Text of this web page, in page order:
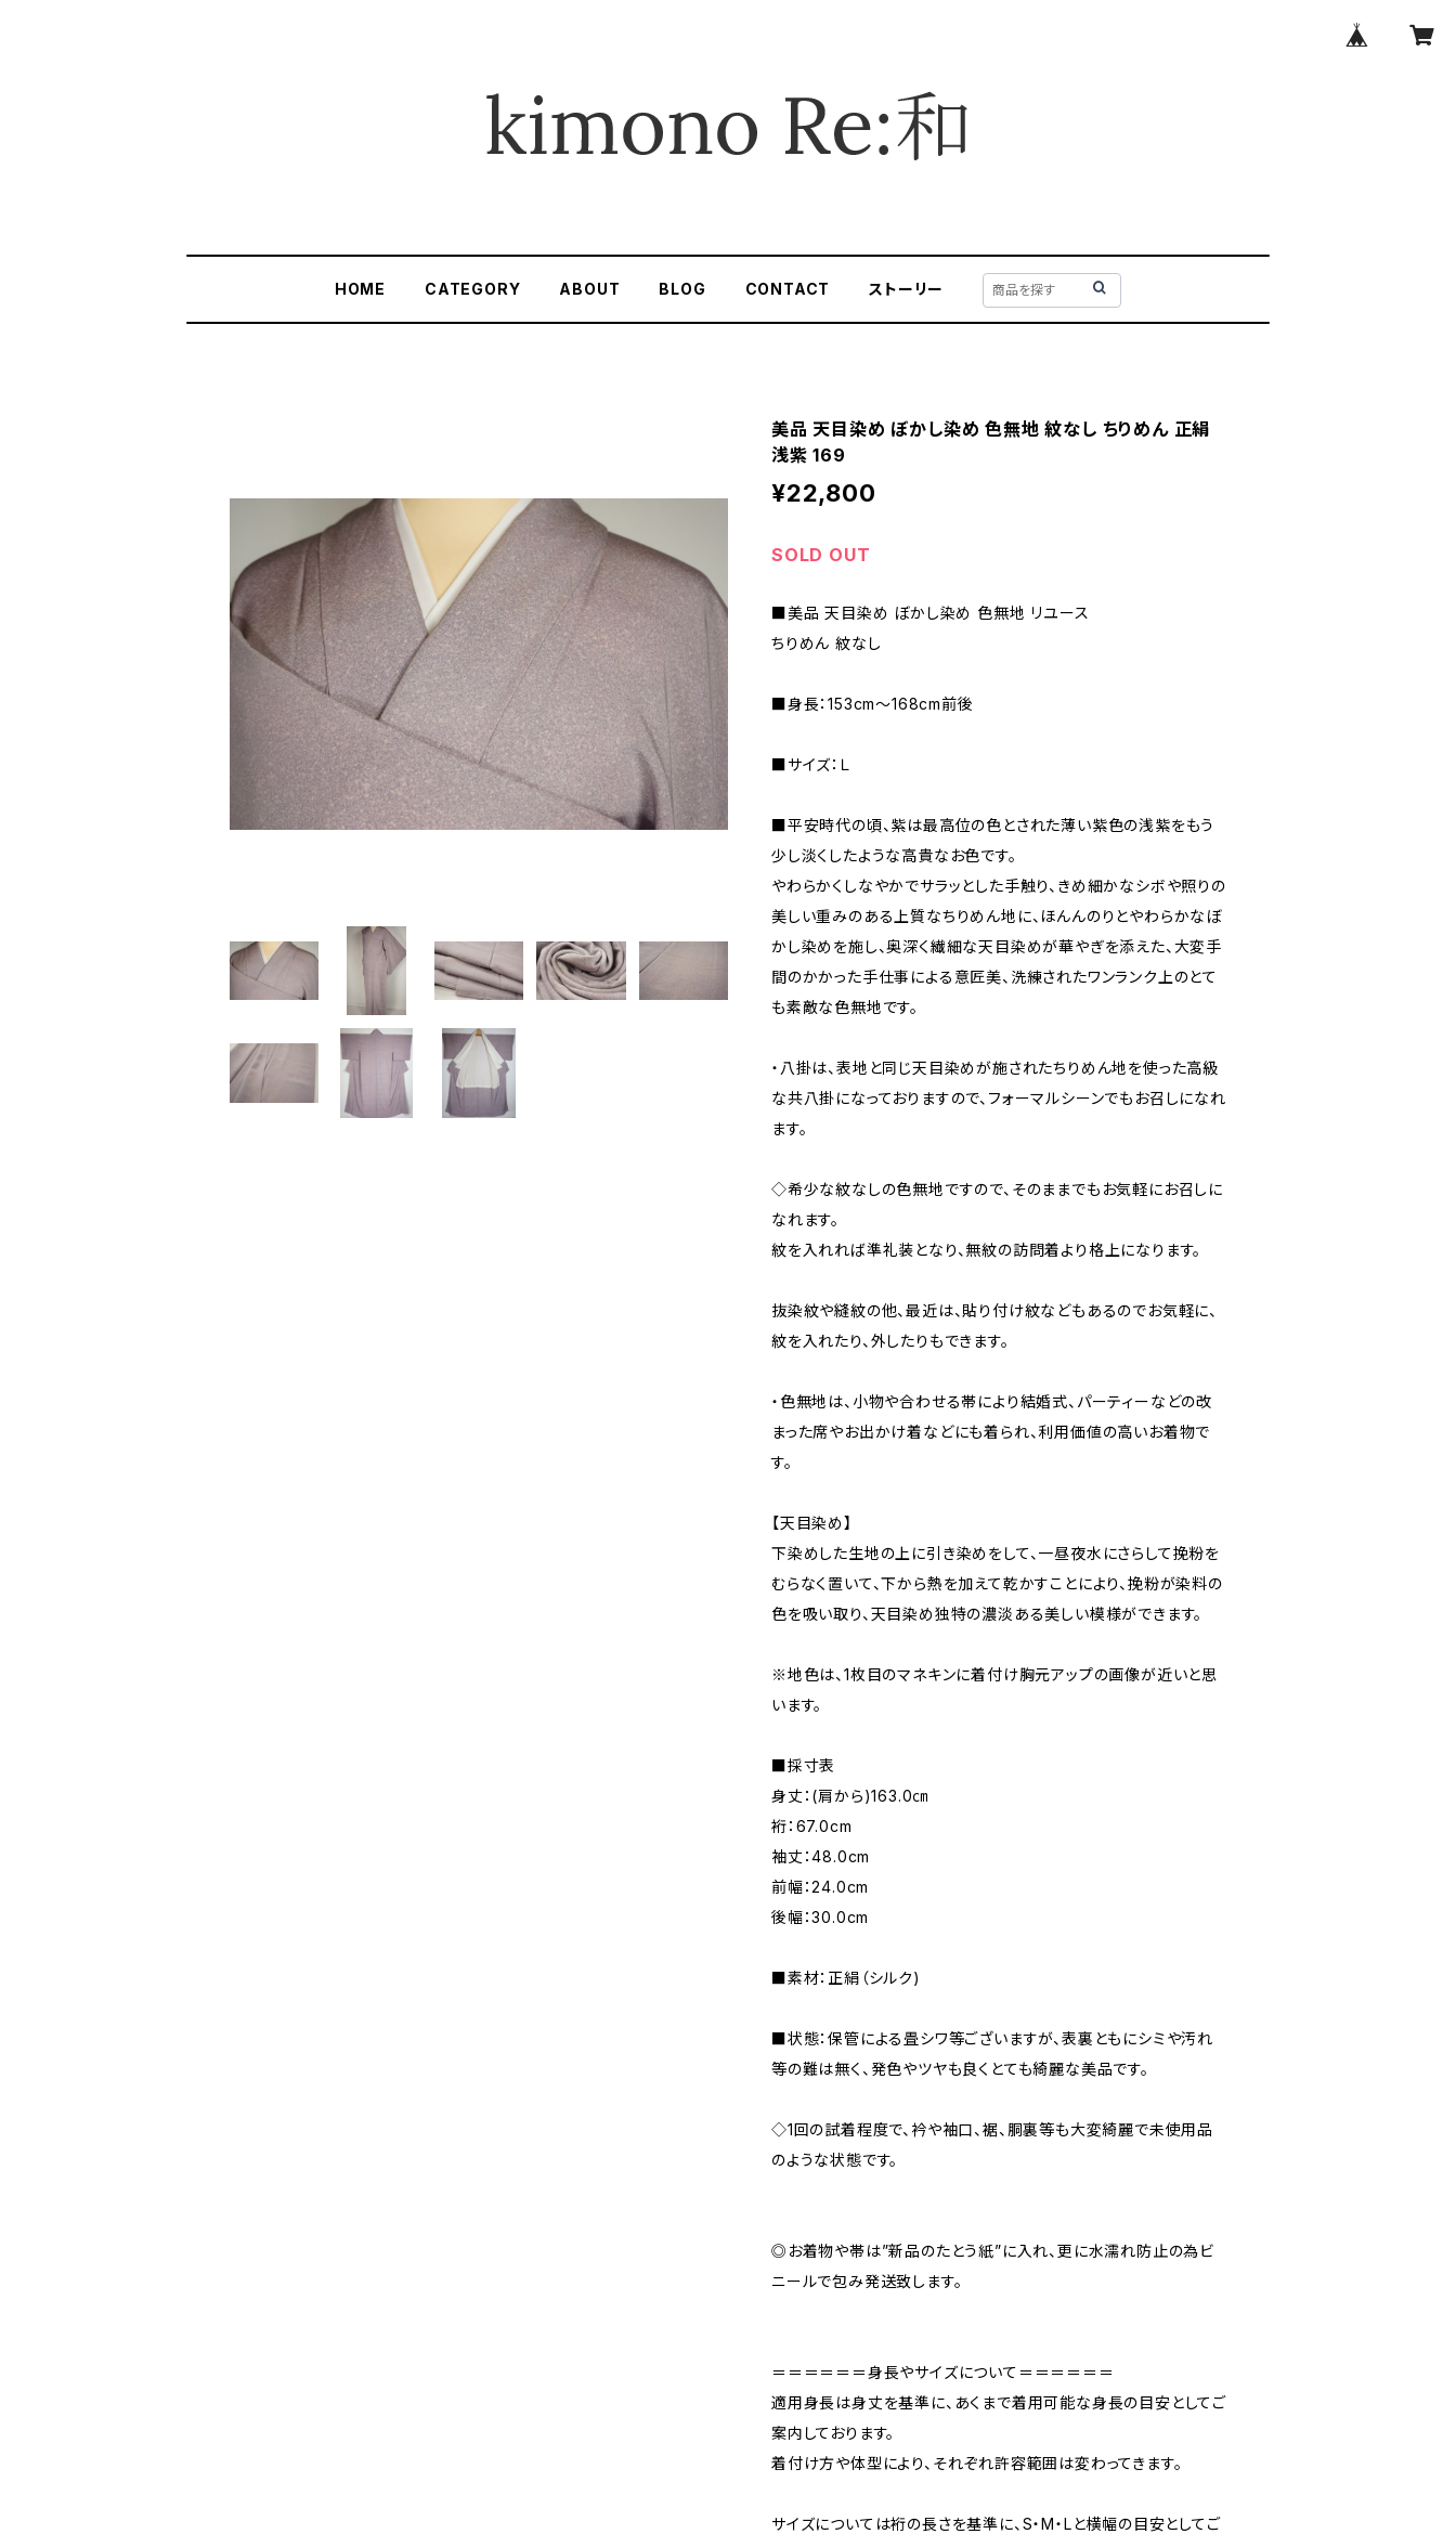
HOME CATEGORY ABOUT BLOG CONTACT ストーリー
美品 天目染め ぼかし染め 色無地 紋なし ちりめん 正絹
浅紫 169
¥22,800
SOLD OUT
■美品 天目染め ぼかし染め 色無地 リユース
ちりめん 紋なし
■身長：153cm～168cm前後
■サイズ：Ｌ
■平安時代の頃、紫は最高位の色とされた薄い紫色の浅紫をもう
少し淡くしたような高貴なお色です。
やわらかくしなやかでサラッとした手触り、きめ細かなシボや照りの
美しい重みのある上質なちりめん地に、ほんんのりとやわらかなぼ
かし染めを施し、奥深く繊細な天目染めが華やぎを添えた、大変手
間のかかった手仕事による意匠美、洗練されたワンランク上のとて
も素敵な色無地です。
・八掛は、表地と同じ天目染めが施されたちりめん地を使った高級
な共八掛になっておりますので、フォーマルシーンでもお召しになれ
ます。
◇希少な紋なしの色無地ですので、そのままでもお気軽にお召しに
なれます。
紋を入れれば準礼装となり、無紋の訪問着より格上になります。
抜染紋や縫紋の他、最近は、貼り付け紋などもあるのでお気軽に、
紋を入れたり、外したりもできます。
・色無地は、小物や合わせる帯により結婚式、パーティーなどの改
まった席やお出かけ着などにも着られ、利用価値の高いお着物で
す。
【天目染め】
下染めした生地の上に引き染めをして、一昼夜水にさらして挽粉を
むらなく置いて、下から熱を加えて乾かすことにより、挽粉が染料の
色を吸い取り、天目染め独特の濃淡ある美しい模様ができます。
※地色は、1枚目のマネキンに着付け胸元アップの画像が近いと思
います。
■採寸表
身丈：(肩から)163.0㎝
裄：67.0cm
袖丈：48.0cm
前幅：24.0cm
後幅：30.0cm
■素材：正絹（シルク)
■状態：保管による畳シワ等ございますが、表裏ともにシミや汚れ
等の難は無く、発色やツヤも良くとても綺麗な美品です。
◇1回の試着程度で、衿や袖口、裾、胴裏等も大変綺麗で未使用品
のような状態です。
◎お着物や帯は”新品のたとう紙”に入れ、更に水濡れ防止の為ビ
ニールで包み発送致します。
＝＝＝＝＝＝身長やサイズについて＝＝＝＝＝＝
適用身長は身丈を基準に、あくまで着用可能な身長の目安としてご
案内しております。
着付け方や体型により、それぞれ許容範囲は変わってきます。
サイズについては裄の長さを基準に、S・M・Lと横幅の目安としてご